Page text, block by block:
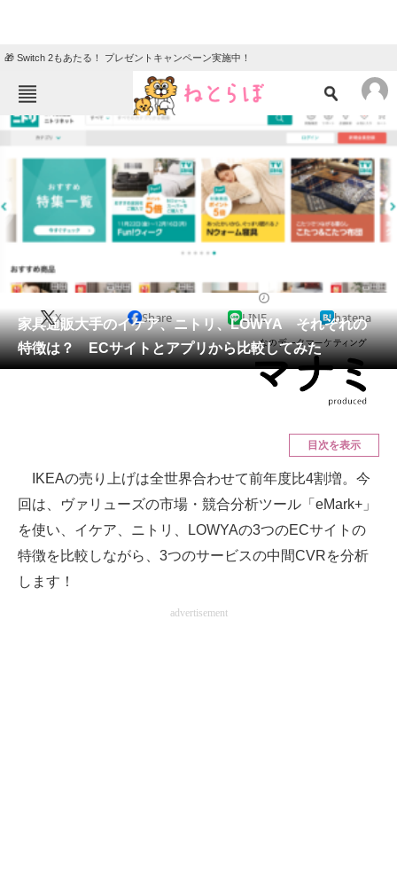
🎁 Switch 2もあたる！ プレゼントキャンペーン実施中！
ねとらぼメニュー
ニュース
エンタメ クイズ
グルメ 地域
教育・育児
動物 リサーチ
会員記事
メディア
スマホと通信の最新トレンド
進化するPCとデバイスの未来
好きが集まる 比べて選べる
ビジネスと働き方のヒント
家具通販大手のイケア、ニトリ、LOWYA それぞれの
特徴は？ ECサイトとアプリから比較してみた
X Share LINE hatena
目次を表示
IKEAの売り上げは全世界合わせて前年度比4割増。今
回は、ヴァリューズの市場・競合分析ツール「eMark+」
を使い、イケア、ニトリ、LOWYAの3つのECサイトの
特徴を比較しながら、3つのサービスの中間CVRを分析
します！
advertisement